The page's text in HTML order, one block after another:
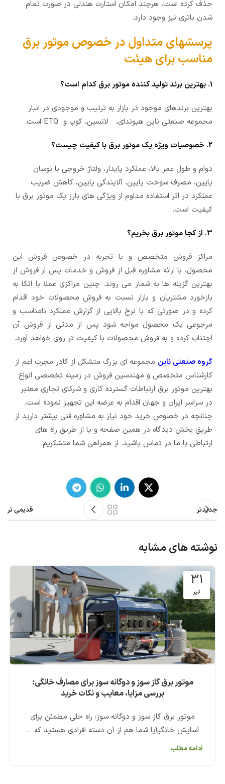
حذف کرده است، هرچند امکان استارت هندلی در صورت تمام
شدن باتری نیز وجود دارد.
پرسشهای متداول در خصوص موتور برق
مناسب برای هیئت
1. بهترین برند تولید کننده موتور برق کدام است؟
بهترین برندهای موجود در بازار به ترتیب و موجودی در انبار
مجموعه صنعتی ناین هیوندای، لانسین، کوپ و ETQ است.
2. خصوصیات ویژه یک موتور برق با کیفیت چیست؟
دوام و طول عمر بالا، عملکرد پایدار، ولتاژ خروجی با نوسان
پایین، مصرف سوخت پایین، آلایندگی پایین، کاهش ضریب
عملکرد در اثر استفاده مداوم از ویژگی های بارز یک موتور برق با
کیفیت است.
3. از کجا موتور برق بخریم؟
مراکز فروش متخصص و با تجربه در خصوص فروش این
محصول، با ارائه مشاوره قبل از فروش و خدمات پس از فروش از
بهترین گزینه ها به شمار می روند. چنین مراکزی عملا با اتکا به
بازخورد مشتریان و بازار نسبت به فروش محصولات خود اقدام
کرده و در صورتی که با نرخ بالایی از گزارش عملکرد نامناسب و
مرجوعی یک محصول مواجه شود پس از مدتی از فروش آن
اجتناب کرده و به فروش محصولات با کیفیت تر روی خواهد آورد.
گروه صنعتی ناین مجموعه ای بزرگ متشکل از کادر مجرب اعم از
کارشناس متخصص و مهندسین فروش در زمینه تخصصی انواع
بهترین موتور برق ارتباطات گسترده کاری و شرکای تجاری معتبر
در سراسر ایران و جهان اقدام به عرضه این تجهیز نموده است.
چنانچه در خصوص خرید خود نیاز به مشاوره فنی بیشتر دارید از
طریق بخش دیدگاه در همین صفحه و یا از طریق راه های
ارتباطی با ما در تماس باشید. از همراهی شما متشکریم.
جدیدتر قدیمی تر
نوشته های مشابه
31
تیر
موتور برق گاز سوز و دوگانه سوز برای مصارف خانگی:
بررسی مزایا، معایب و نکات خرید
موتور برق گاز سوز و دوگانه سوز: راه حلی مطمئن برای
آسایش خانگیآیا شما هم از آن دسته افرادی هستید که ...
ادامه مطلب